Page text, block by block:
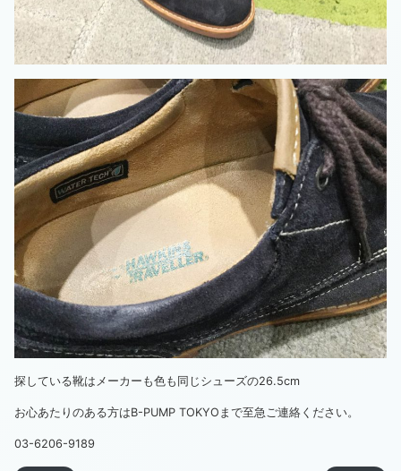
探している靴はメーカーも色も同じシューズの26.5cm
お心あたりのある方はB-PUMP TOKYOまで至急ご連絡ください。
03-6206-9189